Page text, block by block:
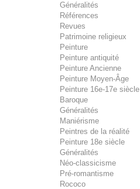
Généralités
Références
Revues
Patrimoine religieux
Peinture
Peinture antiquité
Peinture Ancienne
Peinture Moyen-Âge
Peinture 16e-17e siècle
Baroque
Généralités
Maniérisme
Peintres de la réalité
Peinture 18e siècle
Généralités
Néo-classicisme
Pré-romantisme
Rococo